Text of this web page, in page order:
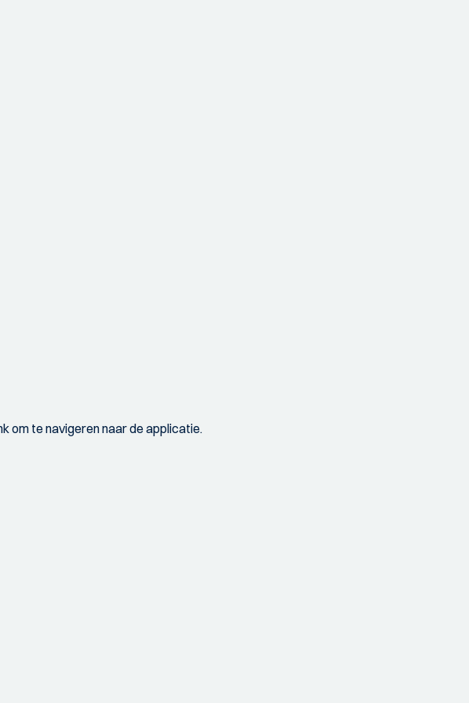
om te navigeren naar de applicatie.